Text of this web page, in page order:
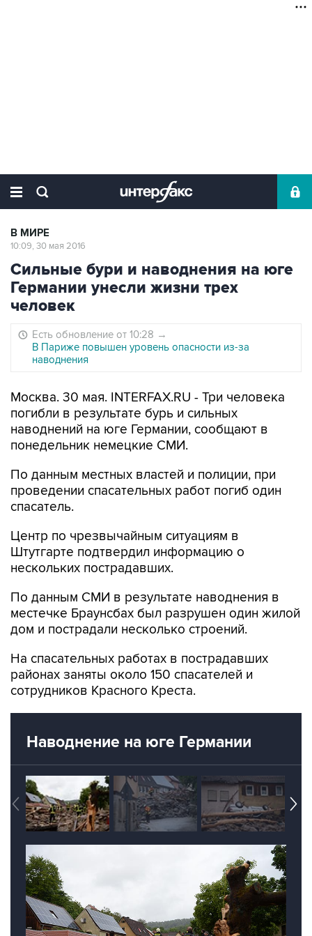
В МИРЕ
10:09, 30 мая 2016
Сильные бури и наводнения на юге
Германии унесли жизни трех
человек
Есть обновление от 10:28 →
В Париже повышен уровень опасности из-за
наводнения
Москва. 30 мая. INTERFAX.RU - Три человека
погибли в результате бурь и сильных
наводнений на юге Германии, сообщают в
понедельник немецкие СМИ.
По данным местных властей и полиции, при
проведении спасательных работ погиб один
спасатель.
Центр по чрезвычайным ситуациям в
Штутгарте подтвердил информацию о
нескольких пострадавших.
По данным СМИ в результате наводнения в
местечке Браунсбах был разрушен один жилой
дом и пострадали несколько строений.
На спасательных работах в пострадавших
районах заняты около 150 спасателей и
сотрудников Красного Креста.
Наводнение на юге Германии